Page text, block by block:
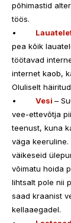
põhimastid
töös.
pea kõik
töötavad
internet kaob,
Oluliselt
Vesi –
vee-ettevõtja
teenust, kuna
väga keeruline.
väikeseid
võimatu hoida
lihtsalt pole nii
saad kraanist
kellaaegadel.